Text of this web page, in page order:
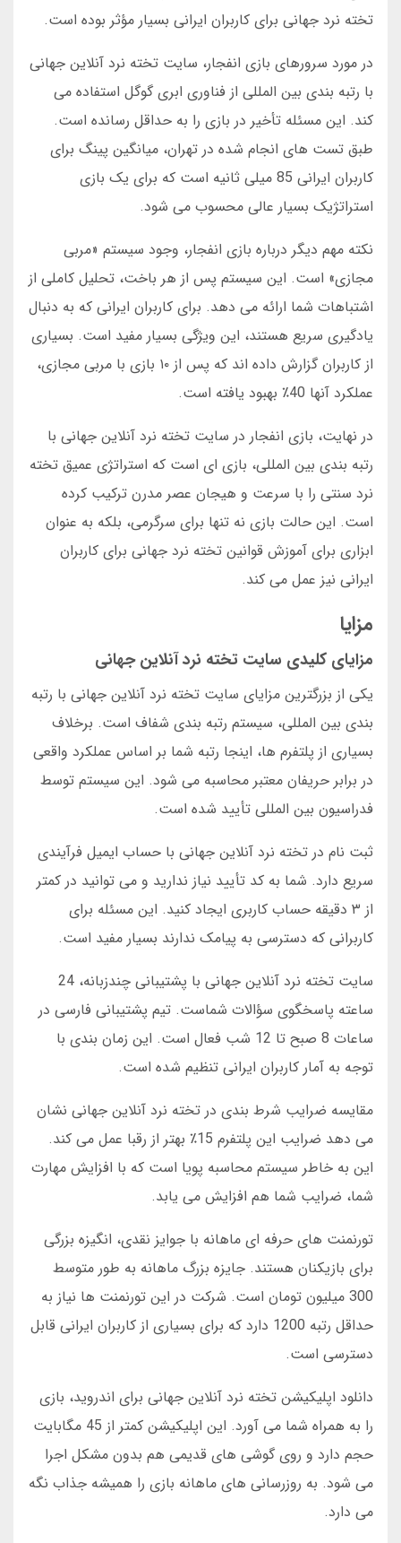
تخته نرد جهانی برای کاربران ایرانی بسیار مؤثر بوده است.
در مورد سرورهای بازی انفجار، سایت تخته نرد آنلاین جهانی
با رتبه بندی بین المللی از فناوری ابری گوگل استفاده می
کند. این مسئله تأخیر در بازی را به حداقل رسانده است.
طبق تست های انجام شده در تهران، میانگین پینگ برای
کاربران ایرانی 85 میلی ثانیه است که برای یک بازی
استراتژیک بسیار عالی محسوب می شود.
نکته مهم دیگر درباره بازی انفجار، وجود سیستم «مربی
مجازی» است. این سیستم پس از هر باخت، تحلیل کاملی از
اشتباهات شما ارائه می دهد. برای کاربران ایرانی که به دنبال
یادگیری سریع هستند، این ویژگی بسیار مفید است. بسیاری
از کاربران گزارش داده اند که پس از ۱۰ بازی با مربی مجازی،
عملکرد آنها 40٪ بهبود یافته است.
در نهایت، بازی انفجار در سایت تخته نرد آنلاین جهانی با
رتبه بندی بین المللی، بازی ای است که استراتژی عمیق تخته
نرد سنتی را با سرعت و هیجان عصر مدرن ترکیب کرده
است. این حالت بازی نه تنها برای سرگرمی، بلکه به عنوان
ابزاری برای آموزش قوانین تخته نرد جهانی برای کاربران
ایرانی نیز عمل می کند.
مزایا
مزایای کلیدی سایت تخته نرد آنلاین جهانی
یکی از بزرگترین مزایای سایت تخته نرد آنلاین جهانی با رتبه
بندی بین المللی، سیستم رتبه بندی شفاف است. برخلاف
بسیاری از پلتفرم ها، اینجا رتبه شما بر اساس عملکرد واقعی
در برابر حریفان معتبر محاسبه می شود. این سیستم توسط
فدراسیون بین المللی تأیید شده است.
ثبت نام در تخته نرد آنلاین جهانی با حساب ایمیل فرآیندی
سریع دارد. شما به کد تأیید نیاز ندارید و می توانید در کمتر
از ۳ دقیقه حساب کاربری ایجاد کنید. این مسئله برای
کاربرانی که دسترسی به پیامک ندارند بسیار مفید است.
سایت تخته نرد آنلاین جهانی با پشتیبانی چندزبانه، 24
ساعته پاسخگوی سؤالات شماست. تیم پشتیبانی فارسی در
ساعات 8 صبح تا 12 شب فعال است. این زمان بندی با
توجه به آمار کاربران ایرانی تنظیم شده است.
مقایسه ضرایب شرط بندی در تخته نرد آنلاین جهانی نشان
می دهد ضرایب این پلتفرم 15٪ بهتر از رقبا عمل می کند.
این به خاطر سیستم محاسبه پویا است که با افزایش مهارت
شما، ضرایب شما هم افزایش می یابد.
تورنمنت های حرفه ای ماهانه با جوایز نقدی، انگیزه بزرگی
برای بازیکنان هستند. جایزه بزرگ ماهانه به طور متوسط
300 میلیون تومان است. شرکت در این تورنمنت ها نیاز به
حداقل رتبه 1200 دارد که برای بسیاری از کاربران ایرانی قابل
دسترسی است.
دانلود اپلیکیشن تخته نرد آنلاین جهانی برای اندروید، بازی
را به همراه شما می آورد. این اپلیکیشن کمتر از 45 مگابایت
حجم دارد و روی گوشی های قدیمی هم بدون مشکل اجرا
می شود. به روزرسانی های ماهانه بازی را همیشه جذاب نگه
می دارد.